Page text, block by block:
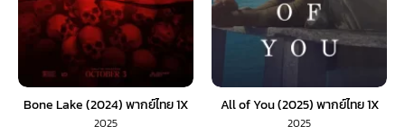
Bone Lake (2024) พากย์ไทย 1X
2025
All of You (2025) พากย์ไทย 1X
2025